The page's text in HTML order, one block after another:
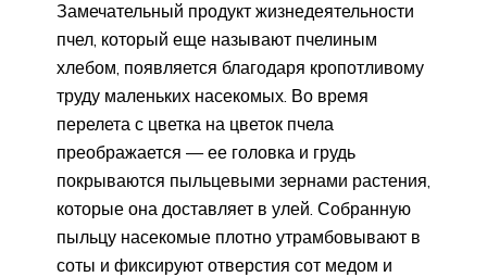
Замечательный продукт жизнедеятельности
пчел, который еще называют пчелиным
хлебом, появляется благодаря кропотливому
труду маленьких насекомых. Во время
перелета с цветка на цветок пчела
преображается — ее головка и грудь
покрываются пыльцевыми зернами растения,
которые она доставляет в улей. Собранную
пыльцу насекомые плотно утрамбовывают в
соты и фиксируют отверстия сот медом и